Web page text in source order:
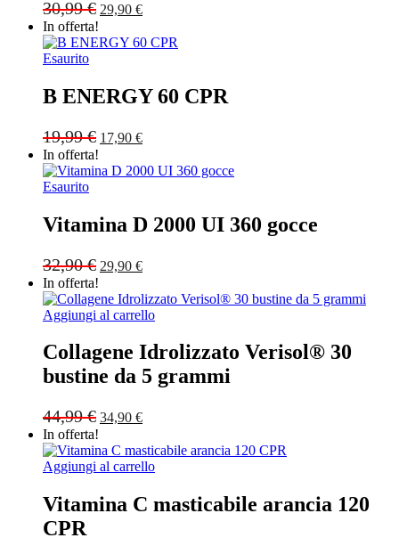
30,99€ Original
price
was:
30,99 €.
29,90 €Current
price
is:
29,90 €.
In offerta!
Esaurito
B ENERGY 60 CPR
19,99€ Original
price
was:
19,99 €.
17,90 €Current
price
is:
17,90 €.
In offerta!
Esaurito
Vitamina D 2000 UI 360 gocce
32,90€ Original
price
was:
32,90 €.
29,90 €Current
price
is:
29,90 €.
In offerta!
Aggiungi al carrello
Collagene Idrolizzato Verisol® 30
bustine da 5 grammi
44,99€ Original
price
was:
44,99 €.
34,90 €Current
price
is:
34,90 €.
In offerta!
Aggiungi al carrello
Vitamina C masticabile arancia 120
CPR